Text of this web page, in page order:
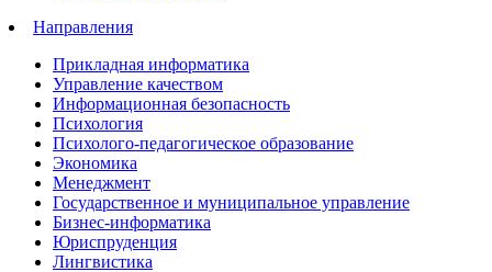
Направления
Прикладная информатика
Управление качеством
Информационная безопасность
Психология
Психолого-педагогическое образование
Экономика
Менеджмент
Государственное и муниципальное управление
Бизнес-информатика
Юриспруденция
Лингвистика